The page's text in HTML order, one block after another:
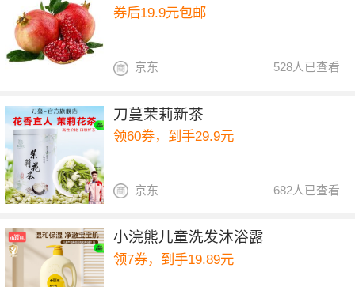
券后19.9元包邮
528人已查看
京东
刀蔓茉莉新茶
领60券，到手29.9元
682人已查看
京东
小浣熊儿童洗发沐浴露
领7券，到手19.89元